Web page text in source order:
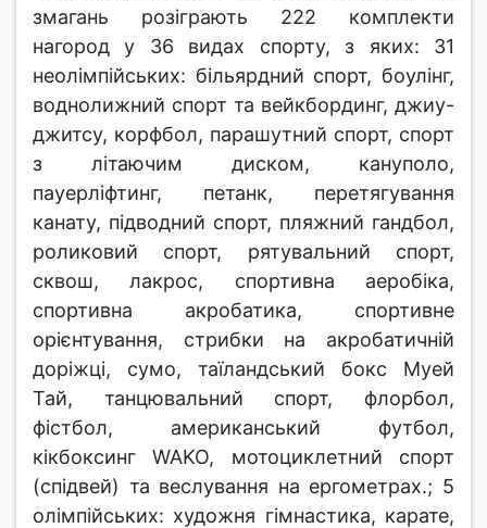
змагань розіграють 222 комплекти
нагород у 36 видах спорту, з яких: 31
неолімпійських: більярдний спорт, боулінг,
воднолижний спорт та вейкбординг, джиу-
джитсу, корфбол, парашутний спорт, спорт
з літаючим диском, кануполо,
пауерліфтинг, петанк, перетягування
канату, підводний спорт, пляжний гандбол,
роликовий спорт, рятувальний спорт,
сквош, лакрос, спортивна аеробіка,
спортивна акробатика, спортивне
орієнтування, стрибки на акробатичній
доріжці, сумо, таїландський бокс Муей
Тай, танцювальний спорт, флорбол,
фістбол, американський футбол,
кікбоксинг WAKO, мотоциклетний спорт
(спідвей) та веслування на ергометрах.; 5
олімпійських: художня гімнастика, карате,